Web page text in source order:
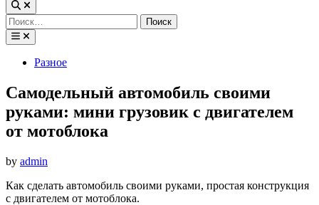
Найти:
PostedРазное
Самодельный автомобиль своими
руками: мини грузовик с двигателем
от мотоблока
by admin
Как сделать автомобиль своими руками, простая конструкция
с двигателем от мотоблока.